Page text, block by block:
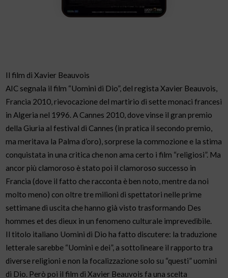
Il film di Xavier Beauvois
AIC segnala il film “Uomini di Dio”, del regista Xavier Beauvois,
Francia 2010, rievocazione del martirio di sette monaci francesi
in Algeria nel 1996. A Cannes 2010, dove vinse il gran premio
della Giuria al festival di Cannes (in pratica il secondo premio,
ma meritava la Palma d’oro), sorprese la commozione e la stima
conquistata in una critica che non ama certo i film “religiosi”. Ma
ancor più clamoroso è stato poi il clamoroso successo in
Francia (dove il fatto che racconta è ben noto, mentre da noi
molto meno) con oltre tre milioni di spettatori nelle prime
settimane di uscita che hanno già visto trasformando Des
hommes et des dieux in un fenomeno culturale imprevedibile.
Il titolo italiano Uomini di Dio ha fatto discutere: la traduzione
letterale sarebbe “Uomini e dei”, a sottolineare il rapporto tra
diverse religioni e non la focalizzazione solo su “questi” uomini
di Dio. Però poi il film di Xavier Beauvois fa una scelta